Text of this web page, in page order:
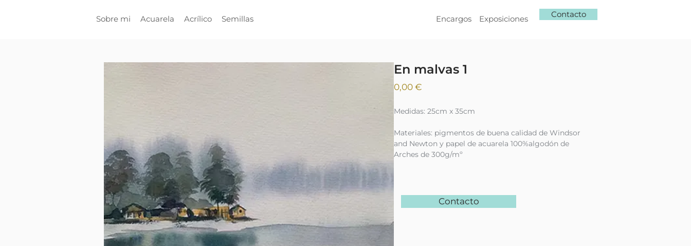
Sobre mi Acuarela Acrílico Semillas Encargos Exposiciones Contacto
En malvas 1
0,00 €
Medidas: 25cm x 35cm​
Materiales: pigmentos de buena calidad de Windsor
and Newton y papel de acuarela 100%algodón de
Arches de 300g/mº
Contacto